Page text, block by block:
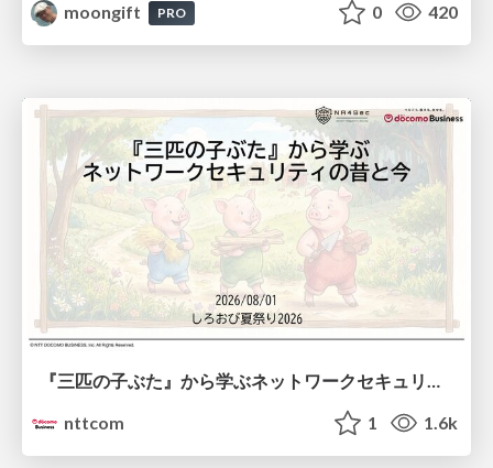
moongift
PRO 0 420
nttcom
1 1.6k